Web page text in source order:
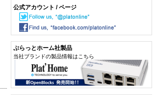
公式アカウント / ページ
ぷらっとホーム社製品
当社ブランドの製品情報はこちら